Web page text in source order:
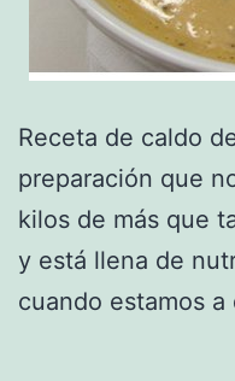
Receta de caldo
preparación que
kilos de más que
y está llena de
cuando estamos a